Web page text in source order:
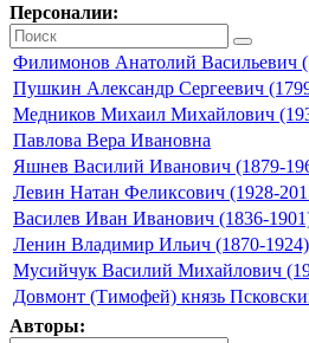
Персоналии:
Филимонов Анатолий Васильевич
Пушкин Александр Сергеевич
Медников Михаил Михайлович
Павлова Вера Ивановна
Яшнев Василий Иванович (1879-
Левин Натан Феликсович (1928-
Василев Иван Иванович (1836-
Ленин Владимир Ильич (1870-1924)
Мусийчук Василий Михайлович
Довмонт (Тимофей) князь
Авторы: